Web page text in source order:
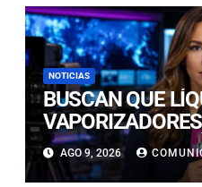
NOTICIAS
BUSCAN QUE
SEGURO PARA
AGO 9, 2026